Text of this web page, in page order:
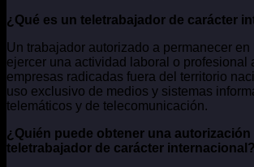
¿Qué es un teletrabajador de carácter
Un trabajador autorizado a permanecer en
ejercer una actividad laboral o profesional
empresas radicadas fuera del territorio
uso exclusivo de medios y sistemas
telemáticos y de telecomunicación.
¿Quién puede obtener una autorización
teletrabajador de carácter internacional?